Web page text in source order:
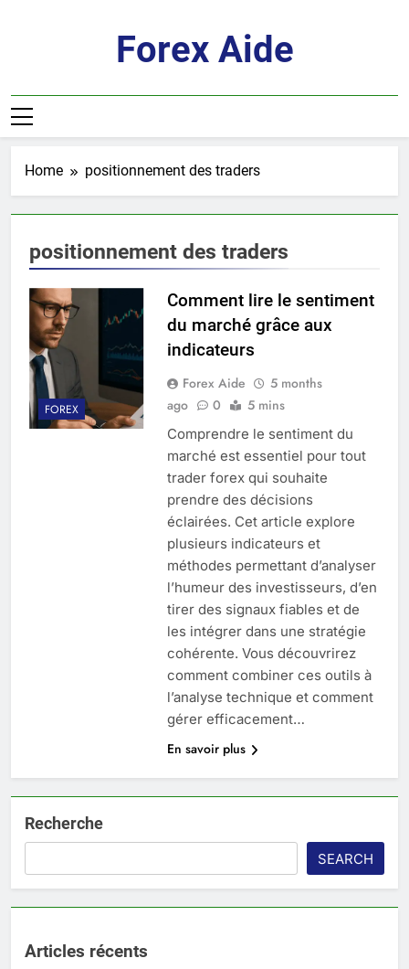
Forex Aide
Home positionnement des traders
positionnement des traders
FOREX
Comment lire le sentiment
du marché grâce aux
indicateurs
Forex Aide
5 months
ago
0 5 mins
Comprendre le sentiment du
marché est essentiel pour tout
trader forex qui souhaite
prendre des décisions
éclairées. Cet article explore
plusieurs indicateurs et
méthodes permettant d’analyser
l’humeur des investisseurs, d’en
tirer des signaux fiables et de
les intégrer dans une stratégie
cohérente. Vous découvrirez
comment combiner ces outils à
l’analyse technique et comment
gérer efficacement…
En savoir plus
Recherche
SEARCH
Articles récents